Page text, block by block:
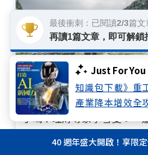
Just For You
知識包下載》重
產業降本增效全
退休金規劃，5大風險你準
了嗎？理財專家李雪雯：「
段」最關鍵
40 週年盛大開啟！享限
最後衝刺：已閱讀2/3篇文
再讀1篇文章，即可解鎖